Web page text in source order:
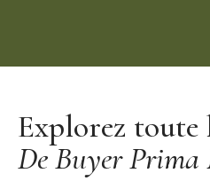
Explorez
De Buyer Prima